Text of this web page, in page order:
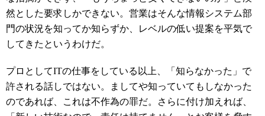
然とした要求しかできない。営業はそんな情報システム部
門の状況を知ってか知らずか、レベルの低い提案を平気で
してきたというわけだ。
プロとしてITの仕事をしている以上、「知らなかった」で
許される話しではない。ましてや知っていてもしなかった
のであれば、これは不作為の罪だ。さらに付け加えれば、